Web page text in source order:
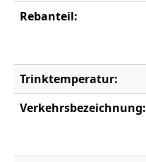
Rebanteil:
Trinktemperatur:
Verkehrsbezeichnung: